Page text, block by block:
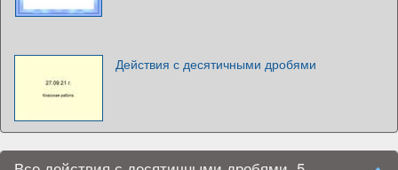
Действия с десятичными дробями